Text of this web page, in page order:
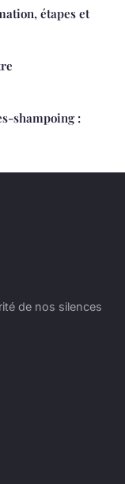
étapes et
shampoing :
de nos silences